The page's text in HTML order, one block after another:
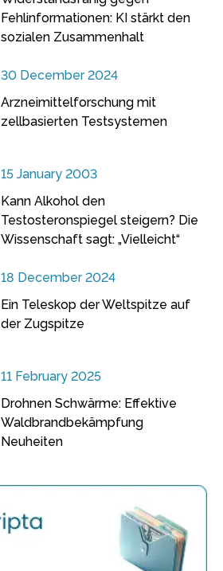
Fehlinformationen: KI stärkt den
sozialen Zusammenhalt
30 December 2024
Arzneimittelforschung mit
zellbasierten Testsystemen
15 January 2003
Kann Alkohol den
Testosteronspiegel steigern? Die
Wissenschaft sagt: „Vielleicht“
18 December 2024
Ein Teleskop der Weltspitze auf
der Zugspitze
11 February 2025
Drohnen Schwärme: Effektive
Waldbrandbekämpfung
Neuheiten